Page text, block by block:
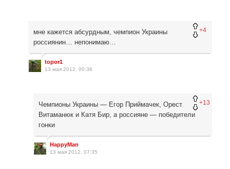
+4
мне кажется абсурдным, чемпион Украины
россиянин… непонимаю…
topor1
13 мая 2012, 00:36
+13
Чемпионы Украины — Егор Приймачек, Орест
Витаманюк и Катя Бир, а россияне — победители
гонки
HappyMan
13 мая 2012, 07:35